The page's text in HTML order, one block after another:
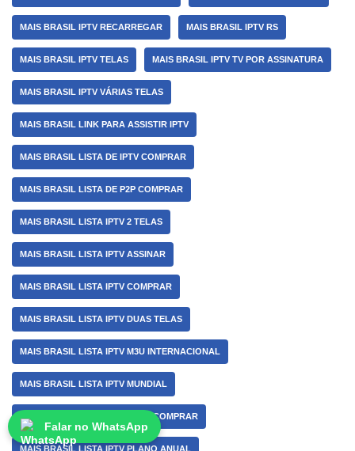
MAIS BRASIL IPTV RECARREGAR MAIS BRASIL IPTV RS
MAIS BRASIL IPTV TELAS MAIS BRASIL IPTV TV POR ASSINATURA
MAIS BRASIL IPTV VÁRIAS TELAS
MAIS BRASIL LINK PARA ASSISTIR IPTV
MAIS BRASIL LISTA DE IPTV COMPRAR
MAIS BRASIL LISTA DE P2P COMPRAR
MAIS BRASIL LISTA IPTV 2 TELAS
MAIS BRASIL LISTA IPTV ASSINAR
MAIS BRASIL LISTA IPTV COMPRAR
MAIS BRASIL LISTA IPTV DUAS TELAS
MAIS BRASIL LISTA IPTV M3U INTERNACIONAL
MAIS BRASIL LISTA IPTV MUNDIAL
MAIS BRASIL LISTA IPTV PARA COMPRAR
MAIS BRASIL LISTA IPTV PLANO ANUAL
Falar no WhatsApp